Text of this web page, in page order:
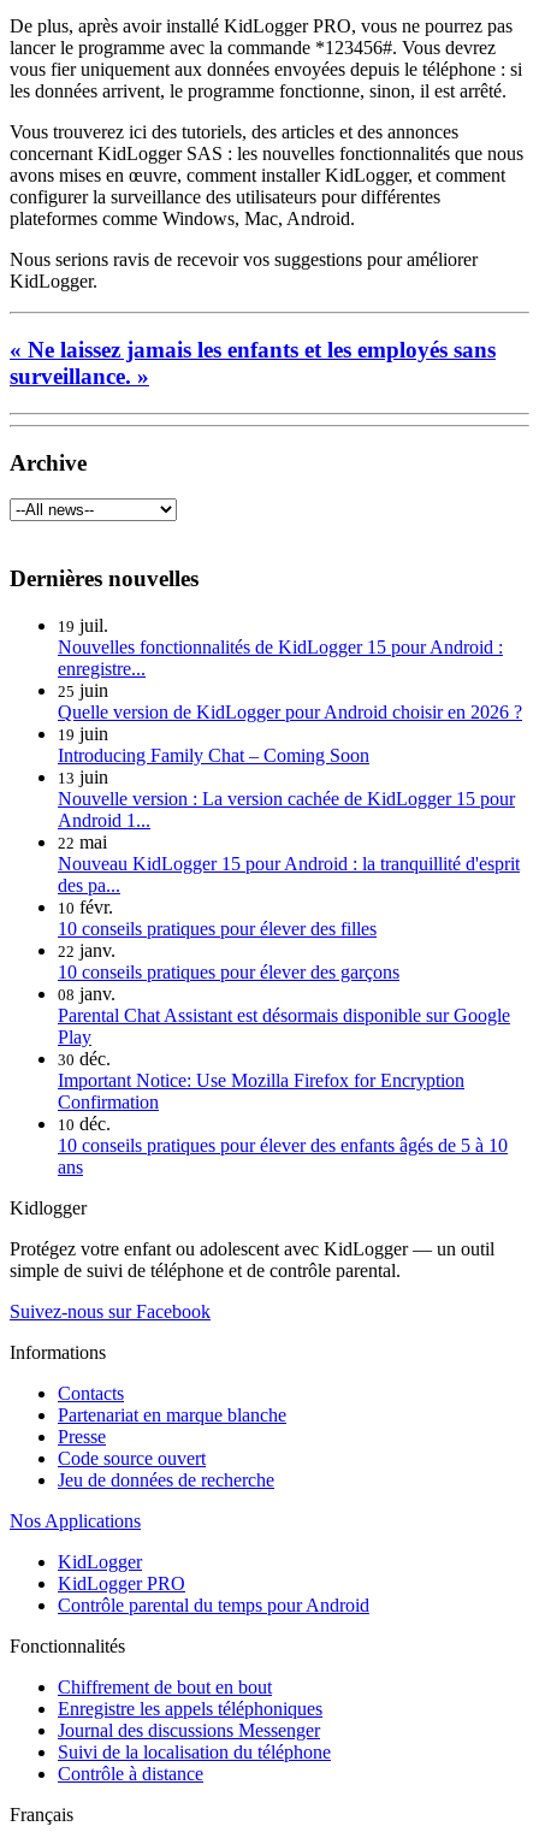
De plus, après avoir installé KidLogger PRO, vous ne pourrez pas
lancer le programme avec la commande *123456#. Vous devrez
vous fier uniquement aux données envoyées depuis le téléphone : si
les données arrivent, le programme fonctionne, sinon, il est arrêté.
Vous trouverez ici des tutoriels, des articles et des annonces
concernant KidLogger SAS : les nouvelles fonctionnalités que nous
avons mises en œuvre, comment installer KidLogger, et comment
configurer la surveillance des utilisateurs pour différentes
plateformes comme Windows, Mac, Android.
Nous serions ravis de recevoir vos suggestions pour améliorer
KidLogger.
« Ne laissez jamais les enfants et les employés sans
surveillance. »
Archive
Dernières nouvelles
19 juil.
Nouvelles fonctionnalités de KidLogger 15 pour Android :
enregistre...
25 juin
Quelle version de KidLogger pour Android choisir en 2026 ?
19 juin
Introducing Family Chat – Coming Soon
13 juin
Nouvelle version : La version cachée de KidLogger 15 pour
Android 1...
22 mai
Nouveau KidLogger 15 pour Android : la tranquillité d'esprit
des pa...
10 févr.
10 conseils pratiques pour élever des filles
22 janv.
10 conseils pratiques pour élever des garçons
08 janv.
Parental Chat Assistant est désormais disponible sur Google
Play
30 déc.
Important Notice: Use Mozilla Firefox for Encryption
Confirmation
10 déc.
10 conseils pratiques pour élever des enfants âgés de 5 à 10
ans
Kidlogger
Protégez votre enfant ou adolescent avec KidLogger — un outil
simple de suivi de téléphone et de contrôle parental.
Suivez-nous sur Facebook
Informations
Contacts
Partenariat en marque blanche
Presse
Code source ouvert
Jeu de données de recherche
Nos Applications
KidLogger
KidLogger PRO
Contrôle parental du temps pour Android
Fonctionnalités
Chiffrement de bout en bout
Enregistre les appels téléphoniques
Journal des discussions Messenger
Suivi de la localisation du téléphone
Contrôle à distance
Français